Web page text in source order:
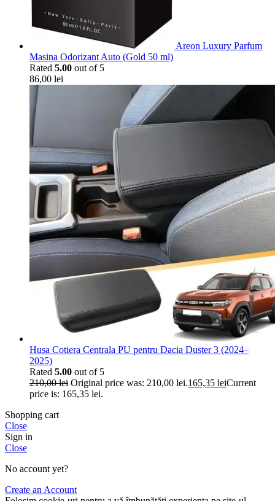
Areon Luxury Parfum
Masina Odorizant Auto (Gold 50 ml)
Rated 5.00 out of 5
86,00 lei
Husa Cotiera Centrala PU pentru Dacia Duster 3 (2024–
2025)
Rated 5.00 out of 5
210,00lei Original price was: 210,00 lei.165,35 leiCurrent
price is: 165,35 lei.
Shopping cart
Close
Sign in
Close
No account yet?
Create an Account